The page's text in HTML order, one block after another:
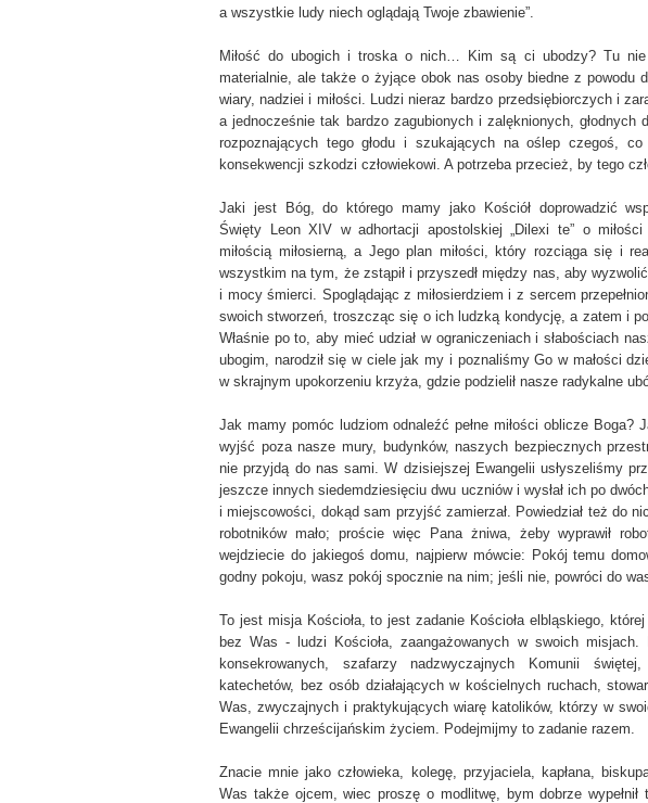
a wszystkie ludy niech oglądają Twoje zbawienie”.
Miłość do ubogich i troska o nich… Kim są ci ubodzy? Tu
materialnie, ale także o żyjące obok nas osoby biedne z powodu
wiary, nadziei i miłości. Ludzi nieraz bardzo przedsiębiorczych i
a jednocześnie tak bardzo zagubionych i zalęknionych, głodnych
rozpoznających tego głodu i szukających na oślep czegoś,
konsekwencji szkodzi człowiekowi. A potrzeba przecież, by tego
Jaki jest Bóg, do którego mamy jako Kościół doprowadzić
Święty Leon XIV w adhortacji apostolskiej „Dilexi te” o
miłością miłosierną, a Jego plan miłości, który rozciąga się i
wszystkim na tym, że zstąpił i przyszedł między nas, aby
i mocy śmierci. Spoglądając z miłosierdziem i z sercem
swoich stworzeń, troszcząc się o ich ludzką kondycję, a zatem i
Właśnie po to, aby mieć udział w ograniczeniach i słabościach
ubogim, narodził się w ciele jak my i poznaliśmy Go w małości
w skrajnym upokorzeniu krzyża, gdzie podzielił nasze radykalne
Jak mamy pomóc ludziom odnaleźć pełne miłości oblicze Boga?
wyjść poza nasze mury, budynków, naszych bezpiecznych
nie przyjdą do nas sami. W dzisiejszej Ewangelii usłyszeliśmy
jeszcze innych siedemdziesięciu dwu uczniów i wysłał ich po
i miejscowości, dokąd sam przyjść zamierzał. Powiedział też do
robotników mało; proście więc Pana żniwa, żeby wyprawił
wejdziecie do jakiegoś domu, najpierw mówcie: Pokój temu
godny pokoju, wasz pokój spocznie na nim; jeśli nie, powróci do
To jest misja Kościoła, to jest zadanie Kościoła elbląskiego,
bez Was - ludzi Kościoła, zaangażowanych w swoich misjach.
konsekrowanych, szafarzy nadzwyczajnych Komunii
katechetów, bez osób działających w kościelnych ruchach,
Was, zwyczajnych i praktykujących wiarę katolików, którzy w
Ewangelii chrześcijańskim życiem. Podejmijmy to zadanie razem.
Znacie mnie jako człowieka, kolegę, przyjaciela, kapłana,
Was także ojcem, wiec proszę o modlitwę, bym dobrze wypełnił